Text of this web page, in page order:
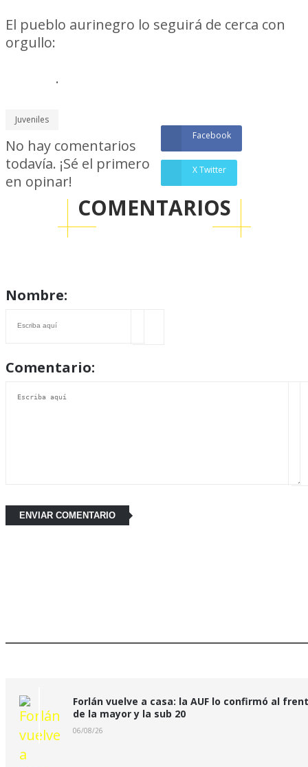
El pueblo aurinegro lo seguirá de cerca con
orgullo:
.
Juveniles
Facebook
X Twitter
COMENTARIOS
Nombre:
Comentario:
No hay comentarios
todavía. ¡Sé el primero
en opinar!
Forlán vuelve a casa: la AUF lo confirmó al
de la mayor y la sub 20
06/08/26